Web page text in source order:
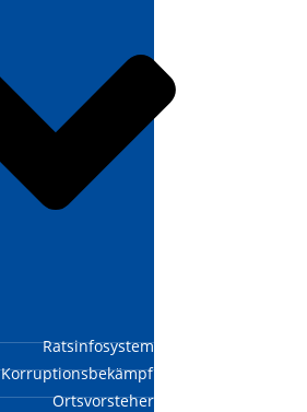
Ratsinfosystem
Korruptionsbekämpfungsgesetz
Ortsvorsteher